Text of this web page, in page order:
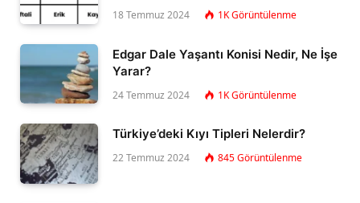
18 Temmuz 2024 1KGörüntülenme
Edgar Dale Yaşantı Konisi Nedir, Ne İşe
Yarar?
24 Temmuz 2024 1KGörüntülenme
Türkiye’deki Kıyı Tipleri Nelerdir?
22 Temmuz 2024 845Görüntülenme